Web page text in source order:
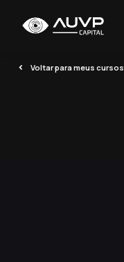
Voltar para meus cursos